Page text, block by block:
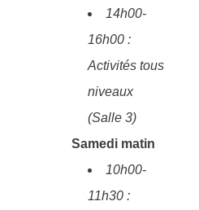
14h00-
16h00 :
Activités tous
niveaux
(Salle 3)
Samedi matin
10h00-
11h30 :